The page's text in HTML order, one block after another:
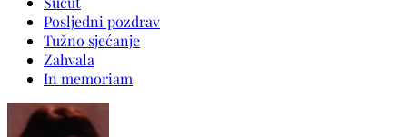
Posljedni pozdrav
Tužno sjećanje
Zahvala
In memoriam